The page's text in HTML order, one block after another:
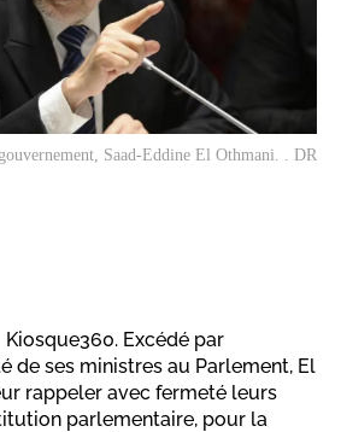
Saad-Eddine El Othmani. . DR
Kiosque360. Excédé par
de ses ministres au Parlement, El
rappeler avec fermeté leurs
parlementaire, pour la